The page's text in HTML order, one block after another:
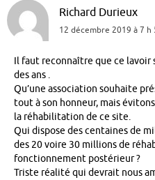
Richard Durieux
12 décembre 2019 à 7 h
Il faut reconnaître que ce
des ans .
Qu’une association souhaite
tout à son honneur, mais
la réhabilitation de ce site.
Qui dispose des centaines de
des 20 voire 30 millions de
fonctionnement postérieur ?
Triste réalité qui devrait nous